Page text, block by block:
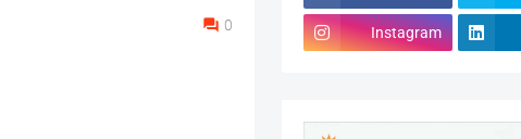
0 Instagram